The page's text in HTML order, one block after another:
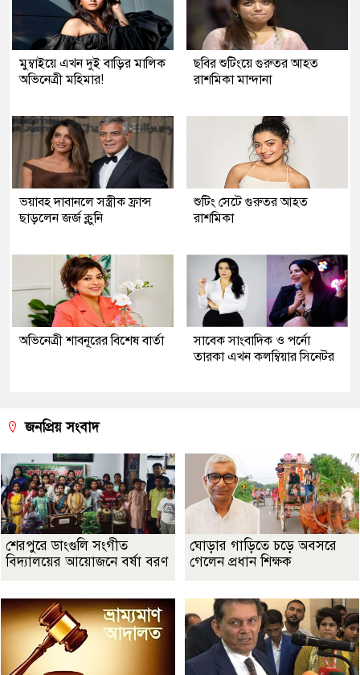
মুম্বাইয়ে এখন দুই বাড়ির মালিক
অভিনেত্রী মহিমার!
ছবির শুটিংয়ে গুরুতর আহত
রাশমিকা মান্দানা
ভয়াবহ দাবানলে সস্ত্রীক ফ্রান্স
ছাড়লেন জর্জ ক্লুনি
শুটিং সেটে গুরুতর আহত
রাশমিকা
অভিনেত্রী শাবনূরের বিশেষ বার্তা
সাবেক সাংবাদিক ও পর্নো
তারকা এখন কলম্বিয়ার সিনেটর
জনপ্রিয় সংবাদ
শেরপুরে ডাংগুলি সংগীত
বিদ্যালয়ের আয়োজনে বর্ষা বরণ
ঘোড়ার গাড়িতে চড়ে অবসরে
গেলেন প্রধান শিক্ষক